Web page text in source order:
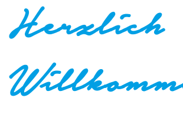
Herzlich